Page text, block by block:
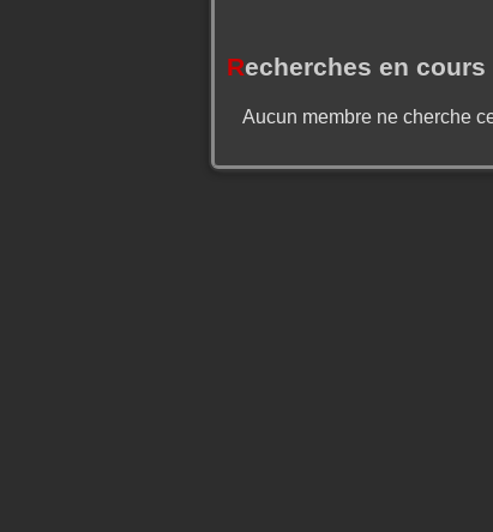
Recherches en cours
Aucun membre ne cherche